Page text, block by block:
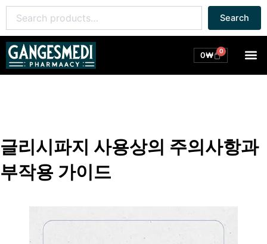
콘
츠
너
for:
Search
0₩ 0
Cart
글리시파지 사용상의 주의사항과
부작용 가이드